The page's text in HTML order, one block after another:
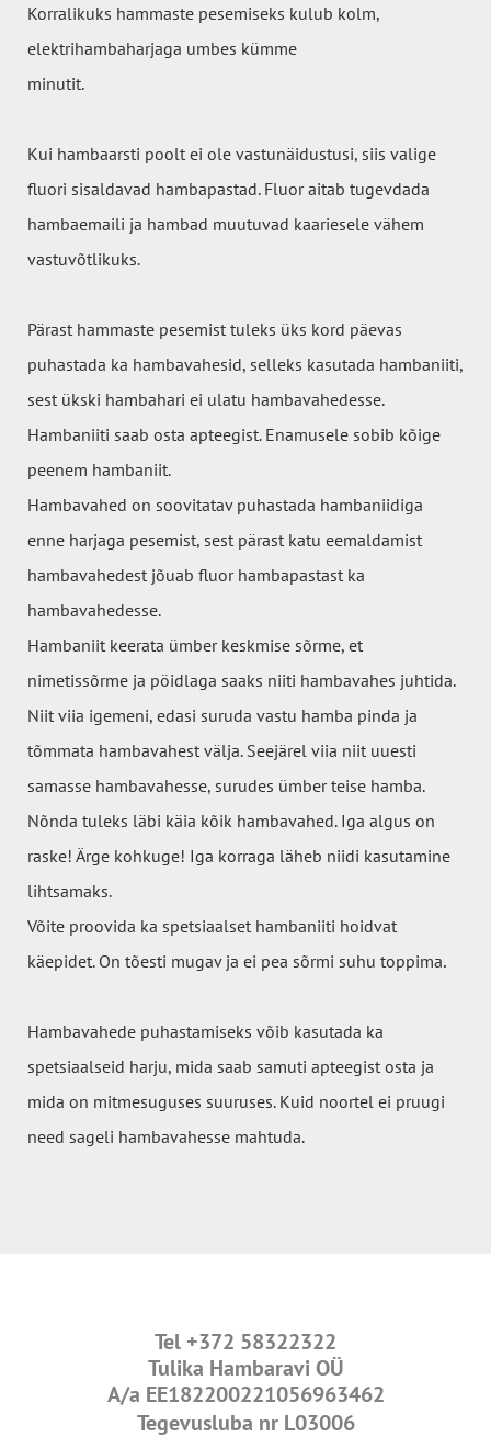
Korralikuks hammaste pesemiseks kulub kolm,
elektrihambaharjaga umbes kümme
minutit.
Kui hambaarsti poolt ei ole vastunäidustusi, siis valige
fluori sisaldavad hambapastad. Fluor aitab tugevdada
hambaemaili ja hambad muutuvad kaariesele vähem
vastuvõtlikuks.
Pärast hammaste pesemist tuleks üks kord päevas
puhastada ka hambavahesid, selleks kasutada hambaniiti,
sest ükski hambahari ei ulatu hambavahedesse.
Hambaniiti saab osta apteegist. Enamusele sobib kõige
peenem hambaniit.
Hambavahed on soovitatav puhastada hambaniidiga
enne harjaga pesemist, sest pärast katu eemaldamist
hambavahedest jõuab fluor hambapastast ka
hambavahedesse.
Hambaniit keerata ümber keskmise sõrme, et
nimetissõrme ja pöidlaga saaks niiti hambavahes juhtida.
Niit viia igemeni, edasi suruda vastu hamba pinda ja
tõmmata hambavahest välja. Seejärel viia niit uuesti
samasse hambavahesse, surudes ümber teise hamba.
Nõnda tuleks läbi käia kõik hambavahed. Iga algus on
raske! Ärge kohkuge! Iga korraga läheb niidi kasutamine
lihtsamaks.
Võite proovida ka spetsiaalset hambaniiti hoidvat
käepidet. On tõesti mugav ja ei pea sõrmi suhu toppima.
Hambavahede puhastamiseks võib kasutada ka
spetsiaalseid harju, mida saab samuti apteegist osta ja
mida on mitmesuguses suuruses. Kuid noortel ei pruugi
need sageli hambavahesse mahtuda.
Tel +372 58322322
Tulika Hambaravi OÜ
A/a EE182200221056963462
Tegevusluba nr L03006